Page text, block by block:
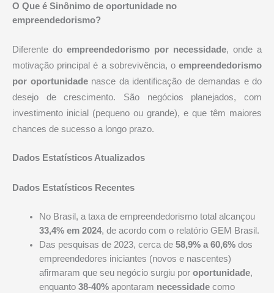
O Que é Sinônimo de oportunidade no
empreendedorismo?
Diferente do empreendedorismo por necessidade, onde a
motivação principal é a sobrevivência, o empreendedorismo
por oportunidadenasce da identificação de demandas e do
desejo de crescimento. São negócios planejados, com
investimento inicial (pequeno ou grande), e que têm maiores
chances de sucesso a longo prazo.
Dados Estatísticos Atualizados
Dados Estatísticos Recentes
No Brasil, a taxa de empreendedorismo total alcançou
33,4% em 2024, de acordo com o relatório GEM Brasil.
Das pesquisas de 2023, cerca de 58,9% a 60,6%dos
empreendedores iniciantes (novos e nascentes)
afirmaram que seu negócio surgiu por oportunidade,
enquanto 38-40%apontaram necessidadecomo